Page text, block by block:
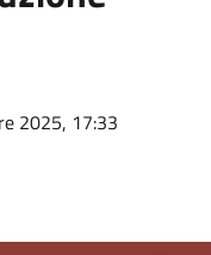
2025, 17:33